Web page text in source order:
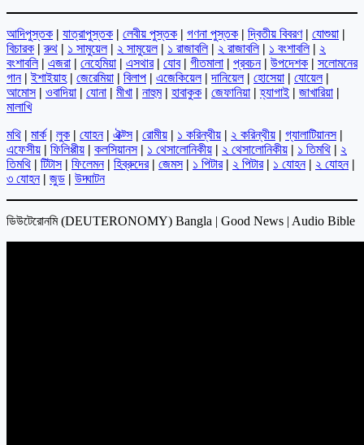
আদিপুস্তক | যাত্রাপুস্তক | লেবীয় পুস্তক | গণনা পুস্তক | দ্বিতীয় বিবরণ | যোশুয়া |
বিচারক | রুথ | ১ সামুয়েল | ২ সামুয়েল | ১ রাজাবলি | ২ রাজাবলি | ১ বংশাবলি | ২
বংশাবলি | এজরা | নেহেমিয়া | এসথার | যোব | গীতমালা | প্রবচন | উপদেশক | সলোমনের
গান | ইশাইয়াহ | জেরেমিয়া | বিলাপ | এজেকিয়েল | দানিয়েল | হোসেয়া | যোয়েল |
আমোস | ওবাদিয়া | যোনা | মীখা | নাহুম | হাবাকুক | জেফানিয়া | হ্যাগাই | জাখারিয়া |
মালাখি
মথি | মার্ক | লুক | যোহন | ঐক্ট্স | রোমীয় | ১ করিন্থীয় | ২ করিন্থীয় | গ্যালাটিয়ানস |
এফেসীয় | ফিলিপ্পীয় | কলসিয়ানস | ১ থেসালোনিকীয় | ২ থেসালোনিকীয় | ১ তিমথি | ২
তিমথি | টিটাস | ফিলেমন | হিব্রুদের | জেমস | ১ পিটার | ২ পিটার | ১ যোহন | ২ যোহন |
৩ যোহন | জুড | উদ্ঘাটন
ডিউটেরোনমি (DEUTERONOMY) Bangla | Good News | Audio Bible